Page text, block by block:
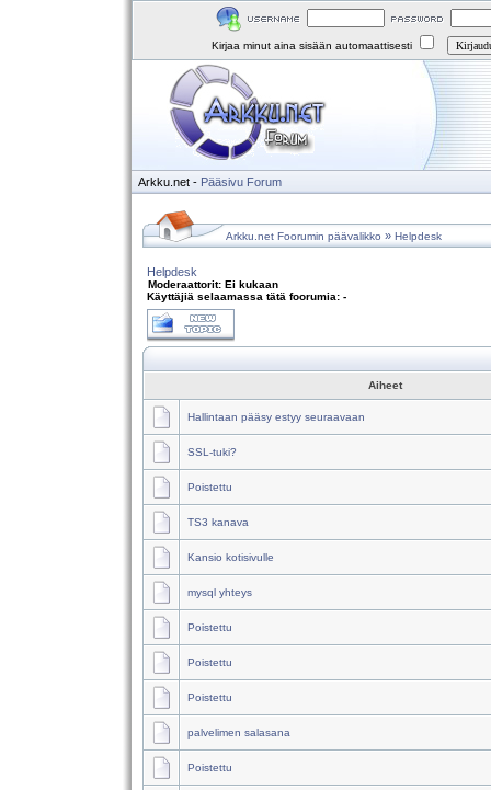
Kirjaa minut aina sisään automaattisesti
Arkku.net - Pääsivu Forum
Arkku.net Foorumin päävalikko » Helpdesk
Helpdesk
Moderaattorit: Ei kukaan
Käyttäjiä selaamassa tätä foorumia: -
Aiheet
Hallintaan pääsy estyy seuraavaan
SSL-tuki?
Poistettu
TS3 kanava
Kansio kotisivulle
mysql yhteys
Poistettu
Poistettu
Poistettu
palvelimen salasana
Poistettu